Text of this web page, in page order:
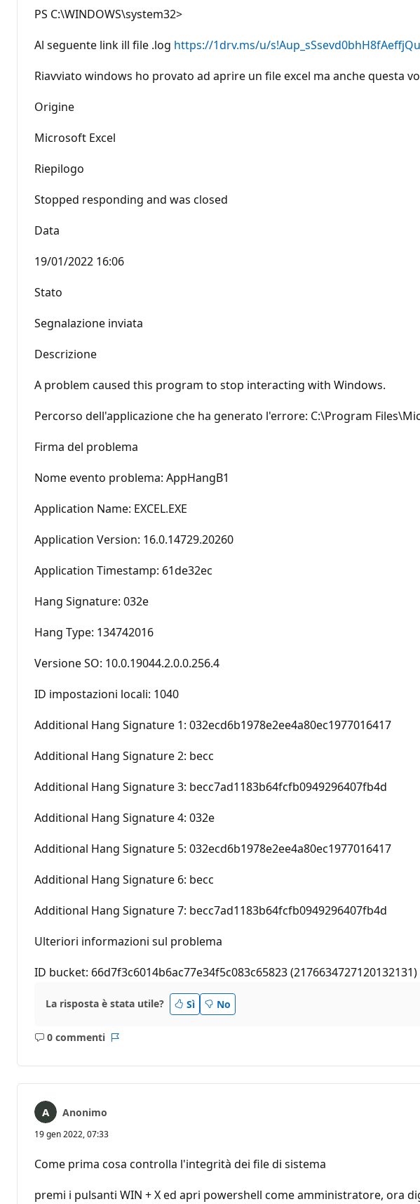
PS C:\WINDOWS\system32>
Al seguente link ill file .log https://1drv.ms/u/
Riavviato windows ho provato ad aprire un file excel ma anche questa
Origine
Microsoft Excel
Riepilogo
Stopped responding and was closed
Data
‎19/‎01/‎2022 16:06
Stato
Segnalazione inviata
Descrizione
A problem caused this program to stop interacting with Windows.
Percorso dell'applicazione che ha generato l'errore: C:\Program
Firma del problema
Nome evento problema: AppHangB1
Application Name: EXCEL.EXE
Application Version: 16.0.14729.20260
Application Timestamp: 61de32ec
Hang Signature: 032e
Hang Type: 134742016
Versione SO: 10.0.19044.2.0.0.256.4
ID impostazioni locali: 1040
Additional Hang Signature 1: 032ecd6b1978e2ee4a80ec1977016417
Additional Hang Signature 2: becc
Additional Hang Signature 3: becc7ad1183b64fcfb0949296407fb4d
Additional Hang Signature 4: 032e
Additional Hang Signature 5: 032ecd6b1978e2ee4a80ec1977016417
Additional Hang Signature 6: becc
Additional Hang Signature 7: becc7ad1183b64fcfb0949296407fb4d
Ulteriori informazioni sul problema
ID bucket: 66d7f3c6014b6ac77e34f5c083c65823 (2176634727120132131)
La risposta è stata utile? Sì No
0 commenti
Nessun
Anonimo
19 gen 2022, 07:33
Come prima cosa controlla l'integrità dei file di sistema
premi i pulsanti WIN + X ed apri powershell come amministratore, ora